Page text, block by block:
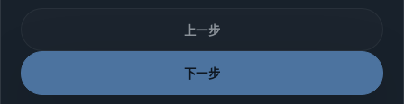
上一步
下一步